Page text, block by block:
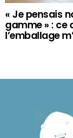
« Je pensais
gamme » : ce
l’emballage